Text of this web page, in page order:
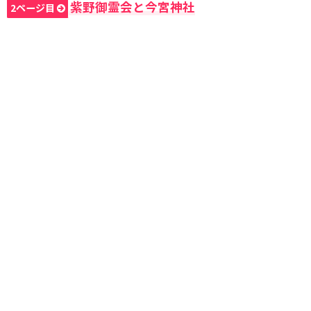
2ページ目 紫野御霊会と今宮神社